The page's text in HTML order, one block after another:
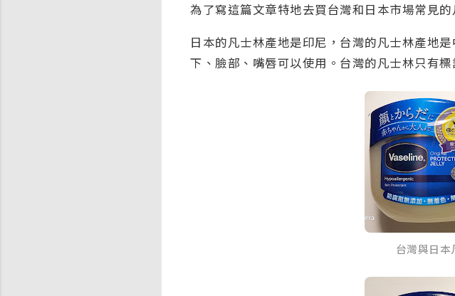
為了寫這篇文章特地去買台灣和日本市場常見的
日本的凡士林產地是印尼，台灣的凡士林產地
下、臉部、嘴唇可以使用。台灣的凡士林只有
台灣與日本